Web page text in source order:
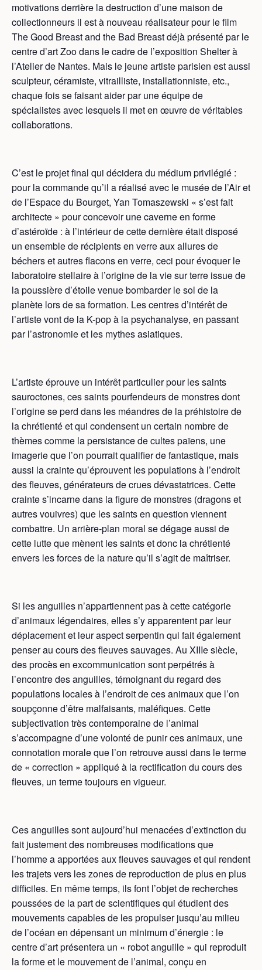
motivations derrière la destruction d’une maison de
collectionneurs il est à nouveau réalisateur pour le film
The Good Breast and the Bad Breast déjà présenté par le
centre d’art Zoo dans le cadre de l’exposition Shelter à
l’Atelier de Nantes. Mais le jeune artiste parisien est aussi
sculpteur, céramiste, vitrailliste, installationniste, etc.,
chaque fois se faisant aider par une équipe de
spécialistes avec lesquels il met en œuvre de véritables
collaborations.
C’est le projet final qui décidera du médium privilégié :
pour la commande qu’il a réalisé avec le musée de l’Air et
de l’Espace du Bourget, Yan Tomaszewski « s’est fait
architecte » pour concevoir une caverne en forme
d’astéroïde : à l’intérieur de cette dernière était disposé
un ensemble de récipients en verre aux allures de
béchers et autres flacons en verre, ceci pour évoquer le
laboratoire stellaire à l’origine de la vie sur terre issue de
la poussière d’étoile venue bombarder le sol de la
planète lors de sa formation. Les centres d’intérêt de
l’artiste vont de la K-pop à la psychanalyse, en passant
par l’astronomie et les mythes asiatiques.
L’artiste éprouve un intérêt particulier pour les saints
sauroctones, ces saints pourfendeurs de monstres dont
l’origine se perd dans les méandres de la préhistoire de
la chrétienté et qui condensent un certain nombre de
thèmes comme la persistance de cultes païens, une
imagerie que l’on pourrait qualifier de fantastique, mais
aussi la crainte qu’éprouvent les populations à l’endroit
des fleuves, générateurs de crues dévastatrices. Cette
crainte s’incarne dans la figure de monstres (dragons et
autres vouivres) que les saints en question viennent
combattre. Un arrière-plan moral se dégage aussi de
cette lutte que mènent les saints et donc la chrétienté
envers les forces de la nature qu’il s’agit de maîtriser.
Si les anguilles n’appartiennent pas à cette catégorie
d’animaux légendaires, elles s’y apparentent par leur
déplacement et leur aspect serpentin qui fait également
penser au cours des fleuves sauvages. Au XIIIe siècle,
des procès en excommunication sont perpétrés à
l’encontre des anguilles, témoignant du regard des
populations locales à l’endroit de ces animaux que l’on
soupçonne d’être malfaisants, maléfiques. Cette
subjectivation très contemporaine de l’animal
s’accompagne d’une volonté de punir ces animaux, une
connotation morale que l’on retrouve aussi dans le terme
de « correction » appliqué à la rectification du cours des
fleuves, un terme toujours en vigueur.
Ces anguilles sont aujourd’hui menacées d’extinction du
fait justement des nombreuses modifications que
l’homme a apportées aux fleuves sauvages et qui rendent
les trajets vers les zones de reproduction de plus en plus
difficiles. En même temps, ils font l’objet de recherches
poussées de la part de scientifiques qui étudient des
mouvements capables de les propulser jusqu’au milieu
de l’océan en dépensant un minimum d’énergie : le
centre d’art présentera un « robot anguille » qui reproduit
la forme et le mouvement de l’animal, conçu en